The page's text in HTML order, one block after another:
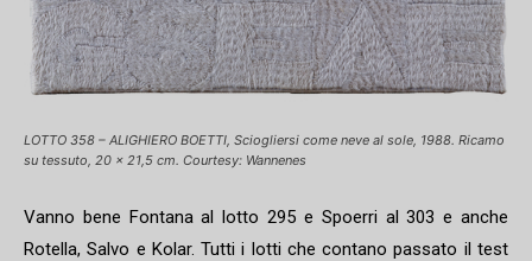
LOTTO 358 – ALIGHIERO BOETTI, Sciogliersi come neve al sole, 1988. Ricamo
su tessuto, 20 x 21,5 cm. Courtesy: Wannenes
Vanno bene Fontana al lotto 295 e Spoerri al 303 e anche
Rotella, Salvo e Kolar. Tutti i lotti che contano passato il test